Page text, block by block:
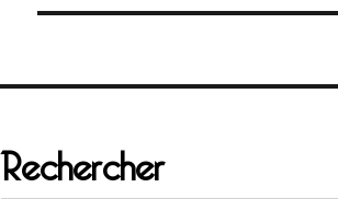
Rechercher